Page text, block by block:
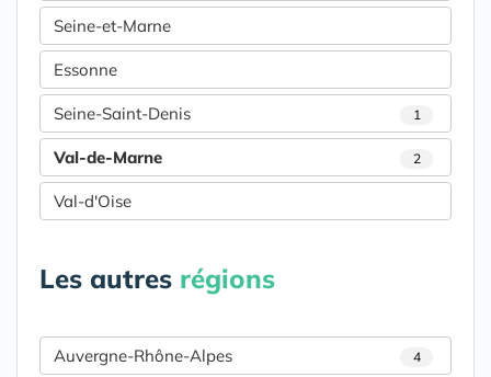
Seine-et-Marne
Essonne
Seine-Saint-Denis 1
Val-de-Marne 2
Val-d'Oise
Les autres régions
Auvergne-Rhône-Alpes 4